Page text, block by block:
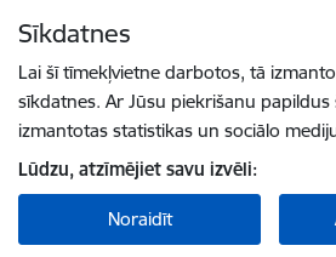
Sīkdatnes
Lai šī tīmekļvietne darbotos, tā
sīkdatnes. Ar Jūsu piekrišanu
izmantotas statistikas un sociālo
Lūdzu, atzīmējiet savu izvēli:
Noraidīt